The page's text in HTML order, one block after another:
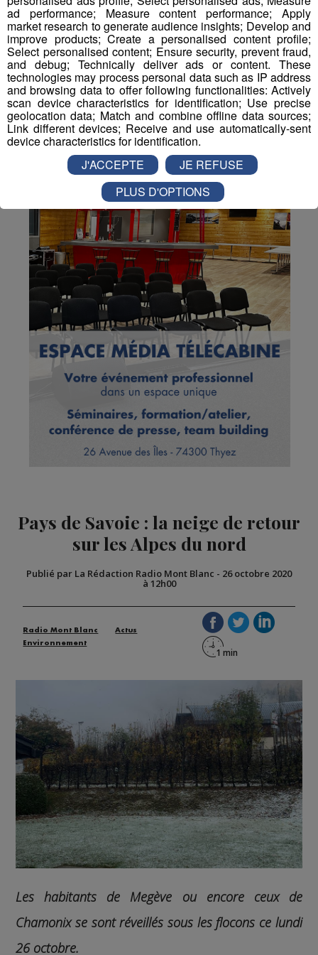
Partager sur Twitter
Pays de Savoie : la neige de retour
sur les Alpes du nord
Publié par La Rédaction Radio Mont Blanc - 26 octobre 2020
à 12h00
Radio Mont Blanc
Actus
Environnement
Les habitants de Megève ou encore ceux de
Chamonix se sont réveillés sous les flocons ce lundi
26 octobre.
ad performance; Measure content performance; Apply
market research to generate audience insights; Develop and
improve products; Create a personalised content profile;
Select personalised content; Ensure security, prevent fraud,
and debug; Technically deliver ads or content. These
technologies may process personal data such as IP address
and browsing data to offer following functionalities: Actively
scan device characteristics for identification; Use precise
geolocation data; Match and combine offline data sources;
Link different devices; Receive and use automatically-sent
device characteristics for identification.
J'ACCEPTE
JE REFUSE
PLUS D'OPTIONS